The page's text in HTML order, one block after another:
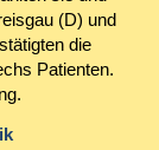
(D) und
die
Patienten.